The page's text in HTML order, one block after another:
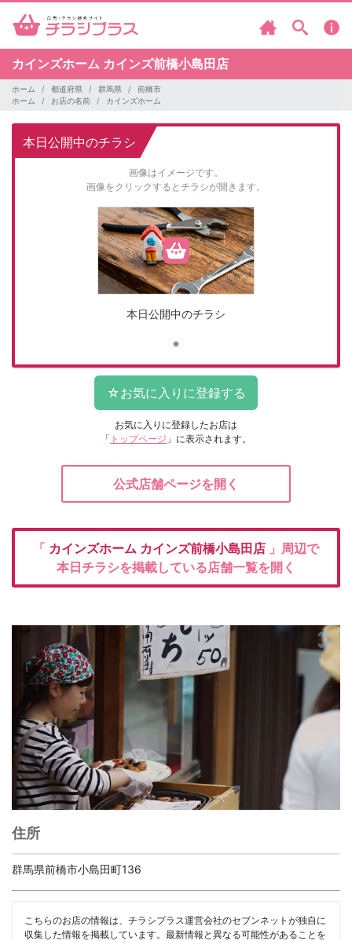
カインズホーム カインズ前橋小島田店
ホーム 都道府県 群馬県
前橋市
ホーム
お店の名前 カインズホーム
本日公開中のチラシ
画像はイメージです。
画像をクリックするとチラシが開きます。
本日公開中のチラシ
お気に入りに登録したお店は
「 トップページ 」に表示されます。
公式店舗ページを開く
「 カインズホーム カインズ前橋小島田店 」周辺で
本日チラシを掲載している店舗一覧を開く
住所
群馬県前橋市小島田町136
こちらのお店の情報は、チラシプラス運営会社のセブンネットが独自に
収集した情報を掲載しています。最新情報と異なる可能性があることを